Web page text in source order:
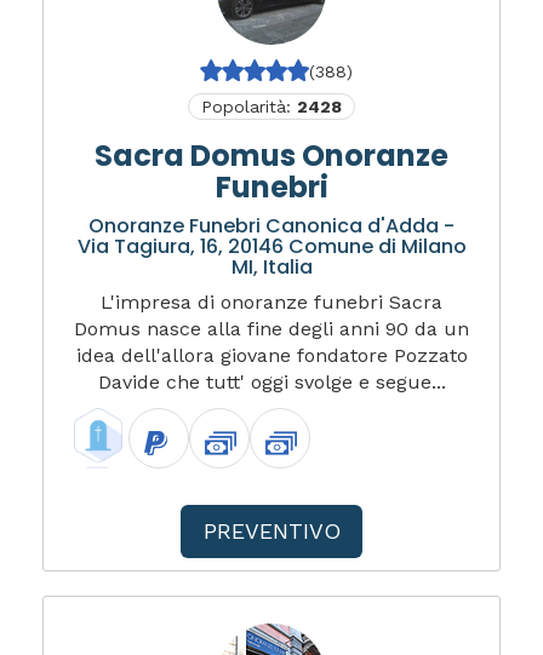
(388)
Popolarità: 2428
Sacra Domus Onoranze
Funebri
Onoranze Funebri Canonica d'Adda -
Via Tagiura, 16, 20146 Comune di Milano
MI, Italia
L'impresa di onoranze funebri Sacra
Domus nasce alla fine degli anni 90 da un
idea dell'allora giovane fondatore Pozzato
Davide che tutt' oggi svolge e segue...
PREVENTIVO